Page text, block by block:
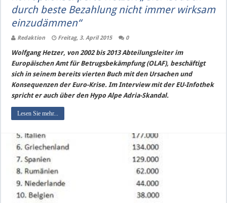
durch beste Bezahlung nicht immer wirksam
einzudämmen“
Redaktion Freitag, 3. April 2015 0
Wolfgang Hetzer, von 2002 bis 2013 Abteilungsleiter im
Europäischen Amt für Betrugsbekämpfung (OLAF), beschäftigt
sich in seinem bereits vierten Buch mit den Ursachen und
Konsequenzen der Euro-Krise. Im Interview mit der EU-Infothek
spricht er auch über den Hypo Alpe Adria-Skandal.
Lesen Sie mehr...